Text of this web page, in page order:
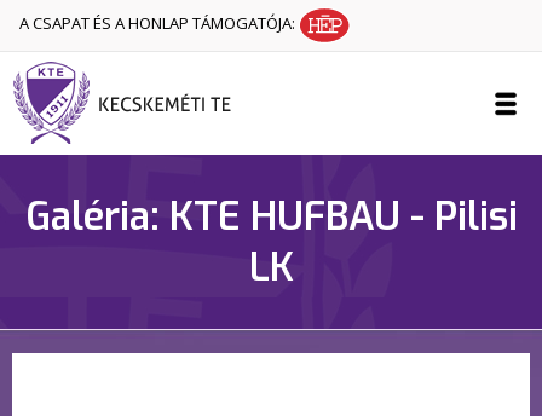
A CSAPAT ÉS A HONLAP TÁMOGATÓJA:
Galéria: KTE HUFBAU - Pilisi
LK